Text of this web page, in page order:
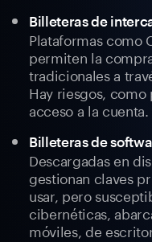
Billeteras de
Plataformas como
permiten la
tradicionales a
Hay riesgos,
acceso a la cuenta.
Billeteras de
Descargadas en
gestionan claves
usar, pero
cibernéticas,
móviles, de